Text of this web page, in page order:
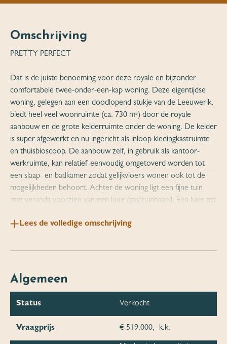
Omschrijving
PRETTY PERFECT
Dat is de juiste benoeming voor deze royale en bijzonder
comfortabele twee-onder-een-kap woning. Deze eigentijdse
woning, gelegen aan een doodlopend stukje van de Leeuwerik,
biedt heel veel woonruimte (ca. 730 m³) door de royale
aanbouw en de grote kelderruimte onder de woning. De kelder
is super afgewerkt en nu ingericht als inloop kledingkastruimte
en thuisbioscoop. De aanbouw zelf, in gebruik als kantoor-
werkruimte, kan relatief eenvoudig omgetoverd worden tot
een slaap- en badkamer zodat gelijkvloers wonen ook tot de
mogelijkheden behoort. Achter de woning ligt een fijne tuin
met veranda voorzien van een luxe (gas)tuinhaard. Een luxe tot
"aangepakt". Een nagenoeg nieuw interieur en veel luxe
Buitenom een mix van klassiek, modern en stoer, maar binnen
bewoners.
Indeling begane grond; royale hal met meterkast, toiletruimte
eerste verdieping en de kelder, en toegang tot de leefruimte. In
Lees de volledige omschrijving
Algemeen
Status Verkocht
Vraagprijs € 519.000,- k.k.